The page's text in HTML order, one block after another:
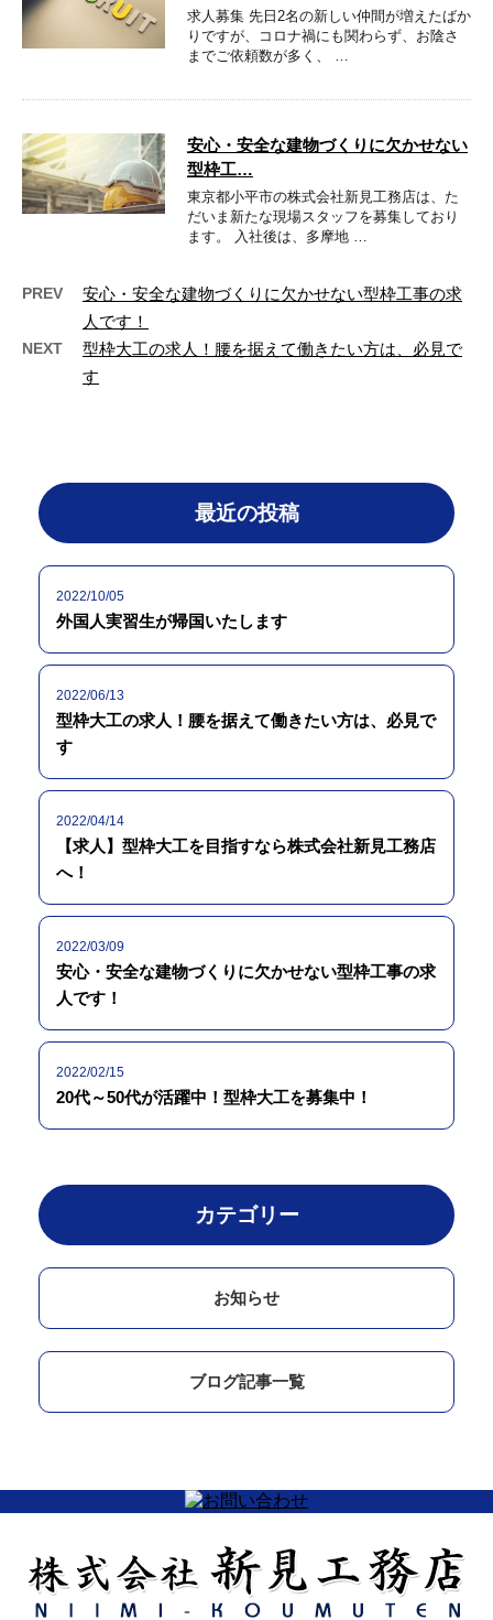
求人募集 先日2名の新しい仲間が増えたばか
りですが、コロナ禍にも関わらず、お陰さ
までご依頼数が多く、 …
安心・安全な建物づくりに欠かせない
型枠工…
東京都小平市の株式会社新見工務店は、た
だいま新たな現場スタッフを募集しており
ます。 入社後は、多摩地 …
PREV
安心・安全な建物づくりに欠かせない型枠工事の求
人です！
NEXT
型枠大工の求人！腰を据えて働きたい方は、必見で
す
最近の投稿
2022/10/05
外国人実習生が帰国いたします
2022/06/13
型枠大工の求人！腰を据えて働きたい方は、必見で
す
2022/04/14
【求人】型枠大工を目指すなら株式会社新見工務店
へ！
2022/03/09
安心・安全な建物づくりに欠かせない型枠工事の求
人です！
2022/02/15
20代～50代が活躍中！型枠大工を募集中！
カテゴリー
お知らせ
ブログ記事一覧